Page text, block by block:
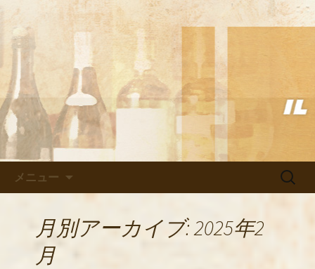
武蔵小杉の美味しいイタリアン
「イルヴェント」のブログ
武蔵小杉の美味しいイタリアン「イル
ヴェント」のブログ
メニュー
検
月別アーカイブ: 2025年2
月